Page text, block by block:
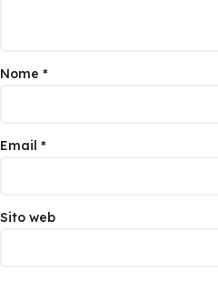
Nome *
Email *
Sito web